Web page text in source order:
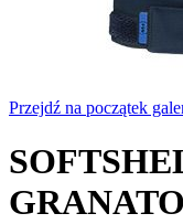
Przejdź na początek